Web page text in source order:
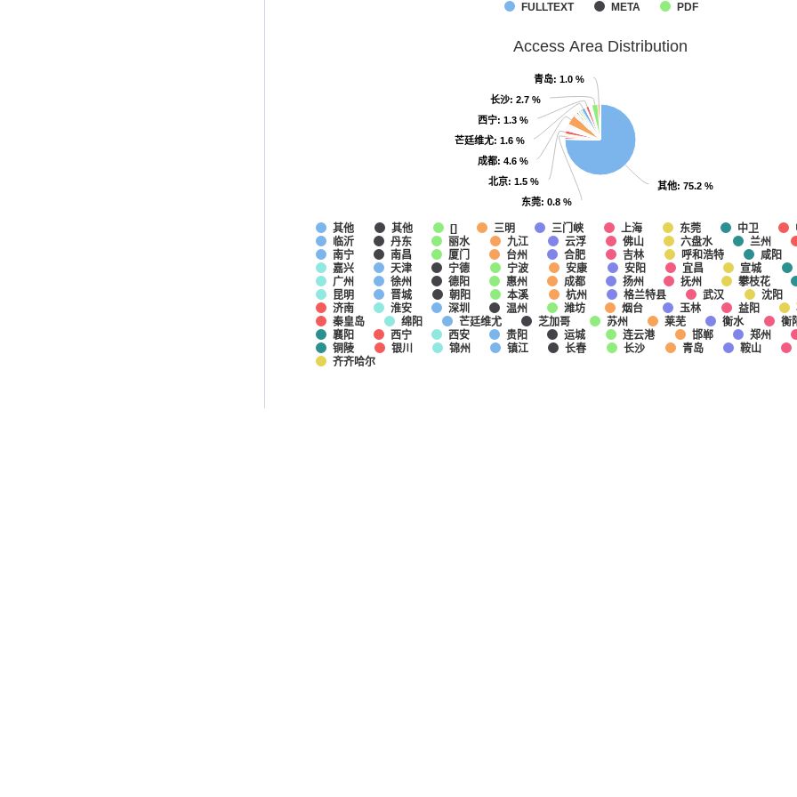
FULLTEXT META PDF
Access Area Distribution
其他: 75.2 %
其他: 75.2 %
东莞: 0.8 %
东莞: 0.8 %
北京: 1.5 %
北京: 1.5 %
成都: 4.6 %
成都: 4.6 %
芒廷维尤: 1.6 %
芒廷维尤: 1.6 %
西宁: 1.3 %
西宁: 1.3 %
长沙: 2.7 %
长沙: 2.7 %
青岛: 1.0 %
青岛: 1.0 %
其他 其他 [] 三明 三门峡 上海 东莞 中卫
临沂
丹东 丽水 九江 云浮 佛山 六盘水
兰州
南宁
南昌 厦门 台州 合肥 吉林 呼和浩特
咸阳
嘉兴
天津 宁德 宁波 安康 安阳 宜昌
宣城
广州
徐州 德阳 惠州 成都 扬州 抚州
攀枝花
昆明
晋城 朝阳 本溪 杭州 格兰特县 武汉
沈阳
济南
淮安 深圳 温州 潍坊 烟台 玉林 益阳
秦皇岛
绵阳 芒廷维尤 芝加哥 苏州 莱芜 衡水
衡
襄阳
西宁 西安 贵阳 运城 连云港 邯郸
郑州
铜陵
银川 锦州 镇江 长春 长沙 青岛
鞍山
齐齐哈尔